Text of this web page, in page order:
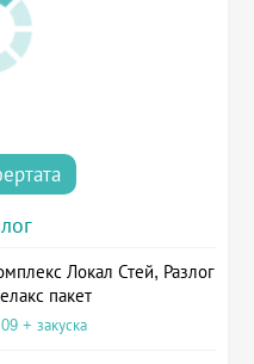
Локал Стей, Разлог
пакет
+ закуска